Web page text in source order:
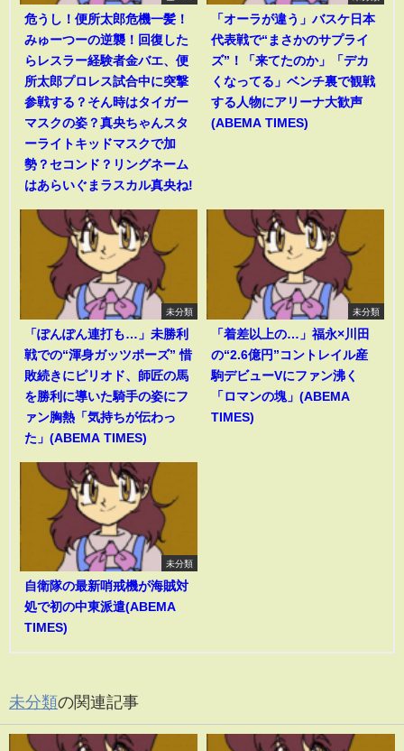
危うし！便所太郎危機一髪！
みゅーつーの逆襲！回復した
らレスラー経験者金バエ、便
所太郎プロレス試合中に突撃
参戦する？そん時はタイガー
マスクの姿？真央ちゃんスタ
ーライトキッドマスクで加
勢？セコンド？リングネーム
はあらいぐまラスカル真央ね!
「オーラが違う」バスケ日本
代表戦で“まさかのサプライ
ズ”！「来てたのか」「デカ
くなってる」ベンチ裏で観戦
する人物にアリーナ大歓声
(ABEMA TIMES)
未分類
「ぽんぽん連打も…」未勝利
戦での“渾身ガッツポーズ” 惜
敗続きにピリオド、師匠の馬
を勝利に導いた騎手の姿にフ
ァン胸熱「気持ちが伝わっ
た」(ABEMA TIMES)
未分類
「着差以上の…」福永×川田
の“2.6億円”コントレイル産
駒デビューVにファン沸く
「ロマンの塊」(ABEMA
TIMES)
未分類
自衛隊の最新哨戒機が海賊対
処で初の中東派遣(ABEMA
TIMES)
未分類の関連記事